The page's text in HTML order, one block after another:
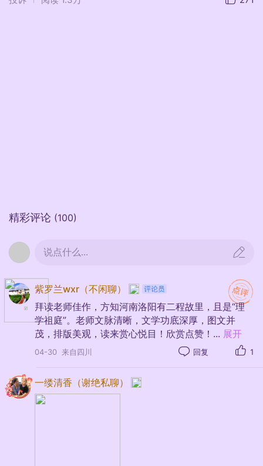
来。”在程颢的笔下，月陂堤内外，林含
情，水有意，泉有声，物体志。显然是作者
精彩评论 (100)
说点什么...
紫罗兰wxr（不闲聊）
拜读老师佳作，方知河南洛阳有二程故里，且是“理
学祖庭”。老师文脉清晰，文学功底深厚，图文并
茂，排版美观，读来赏心悦目！欣赏点赞！ ... 展开
04-30 来自四川 回复 1
一缕清香（谢绝私聊）